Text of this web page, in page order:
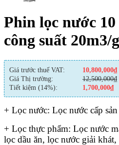
Phin lọc nước
công suất 20m3/
Giá trước thuế VAT: 10,800,000₫
Giá Thị trường:
12,500,000₫
Tiết kiệm (14%):
1,700,000₫
+ Lọc nước: Lọc nước cấp
+ Lọc thực phẩm: Lọc nước
lọc dầu ăn, lọc nước giải